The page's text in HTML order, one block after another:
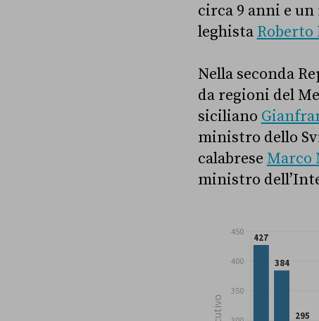
circa 9 anni e
leghista
Nella seconda
da regioni del
siciliano
ministro dello
calabrese
ministro